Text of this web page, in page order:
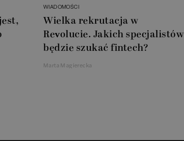
WIADOMOŚCI
Wielka rekrutacja w
Revolucie. Jakich specjalistów
będzie szukać fintech?
Marta Magierecka